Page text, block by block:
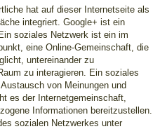
hat auf dieser Internetseite als
integriert. Google+ ist ein
soziales Netzwerk ist ein im
eine Online-Gemeinschaft, die
untereinander zu
zu interagieren. Ein soziales
von Meinungen und
es der Internetgemeinschaft,
Informationen bereitzustellen.
sozialen Netzwerkes unter